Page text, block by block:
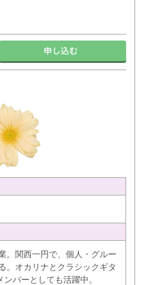
。関西一円で、個人・グルー
。オカリナとクラシックギタ
ンバーとしても活躍中。